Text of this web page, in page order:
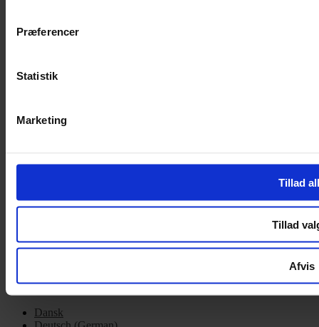
Præferencer
Statistik
Marketing
Tillad
Tillad
Afvis
Handelsbetingelser
Om Yarn Every Wear
Mandag – Fredag 10:00 – 17:30
Copyright © 2022.Design & hosting by Webhuset Ballum ApS
Dansk